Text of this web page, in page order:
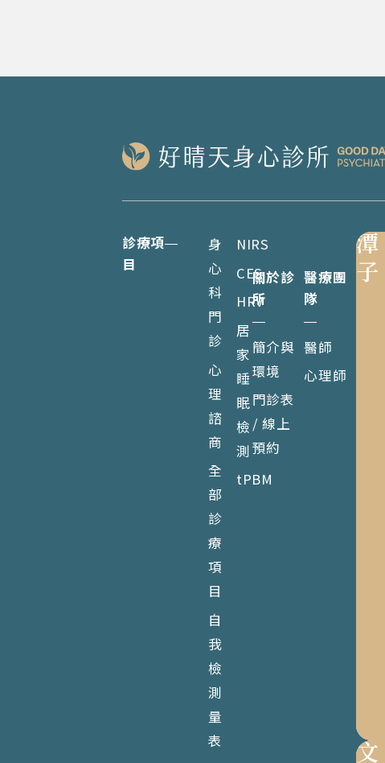
診療項
目
身
心
科
門
診
心
理
諮
商
全
部
診
療
項
目
自
我
檢
測
量
表
NIRS
CES
HRV
居
家
睡
眠
檢
測
tPBM
關於診
所
簡介與
環境
門診表
/ 線上
預約
醫療團
隊
醫師
心理師
潭子